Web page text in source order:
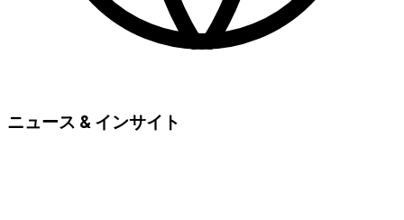
ニュース & インサイト